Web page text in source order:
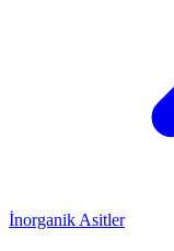
İnorganik Asitler